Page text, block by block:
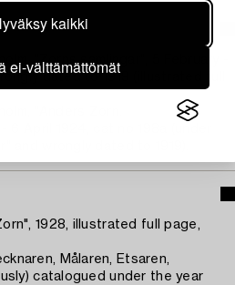
kaikki
ei-välttämättömät
"Zorns samlingar", 5 February -
dated to 1919 (illustrated full
"Anders Zorn.
6 April 1924, cat no 198a (under
and wrongly dated to 1919).
1928, illustrated full page,
Målaren, Etsaren,
catalogued under the year